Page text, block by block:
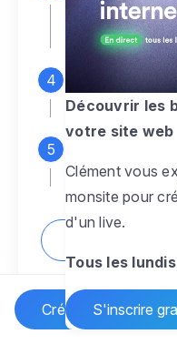
Créer un site
designpour
à votre image
Ajoutez des
présenter
pour rendre
Découvrir les
votre site web
Clément vous
monsite pour
d'un live.
Tous les
S'inscrire